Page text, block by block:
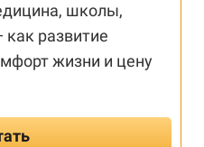
школы,
развитие
жизни и цену